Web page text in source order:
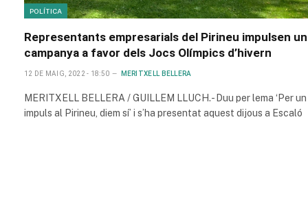
POLÍTICA
Representants empresarials del Pirineu impulsen
campanya a favor dels Jocs Olímpics d’hivern
12 DE MAIG, 2022 - 18:50 MERITXELL BELLERA
MERITXELL BELLERA / GUILLEM LLUCH.- Duu per lema ‘Per un
impuls al Pirineu, diem sí’ i s’ha presentat aquest dijous a Escaló